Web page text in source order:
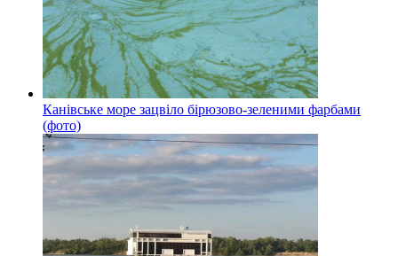
Канівське море зацвіло бірюзово-зеленими фарбами
(фото)